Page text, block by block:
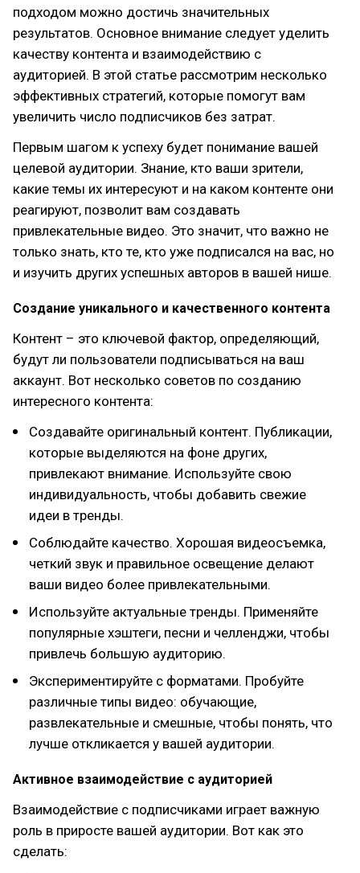
подходом можно достичь значительных
результатов. Основное внимание следует уделить
качеству контента и взаимодействию с
аудиторией. В этой статье рассмотрим несколько
эффективных стратегий, которые помогут вам
увеличить число подписчиков без затрат.
Первым шагом к успеху будет понимание вашей
целевой аудитории. Знание, кто ваши зрители,
какие темы их интересуют и на каком контенте они
реагируют, позволит вам создавать
привлекательные видео. Это значит, что важно не
только знать, кто те, кто уже подписался на вас, но
и изучить других успешных авторов в вашей нише.
Создание уникального и качественного контента
Контент – это ключевой фактор, определяющий,
будут ли пользователи подписываться на ваш
аккаунт. Вот несколько советов по созданию
интересного контента:
Создавайте оригинальный контент. Публикации,
которые выделяются на фоне других,
привлекают внимание. Используйте свою
индивидуальность, чтобы добавить свежие
идеи в тренды.
Соблюдайте качество. Хорошая видеосъемка,
четкий звук и правильное освещение делают
ваши видео более привлекательными.
Используйте актуальные тренды. Применяйте
популярные хэштеги, песни и челленджи, чтобы
привлечь большую аудиторию.
Экспериментируйте с форматами. Пробуйте
различные типы видео: обучающие,
развлекательные и смешные, чтобы понять, что
лучше откликается у вашей аудитории.
Активное взаимодействие с аудиторией
Взаимодействие с подписчиками играет важную
роль в приросте вашей аудитории. Вот как это
сделать: